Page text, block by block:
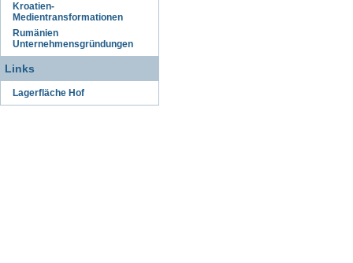
Kroatien-
Medientransformationen
Rumänien
Unternehmensgründungen
Links
Lagerfläche Hof